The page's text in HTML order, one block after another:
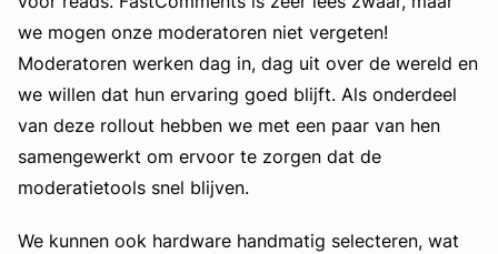
we mogen onze moderatoren niet vergeten!
Moderatoren werken dag in, dag uit over de wereld en
we willen dat hun ervaring goed blijft. Als onderdeel
van deze rollout hebben we met een paar van hen
samengewerkt om ervoor te zorgen dat de
moderatietools snel blijven.
We kunnen ook hardware handmatig selecteren, wat